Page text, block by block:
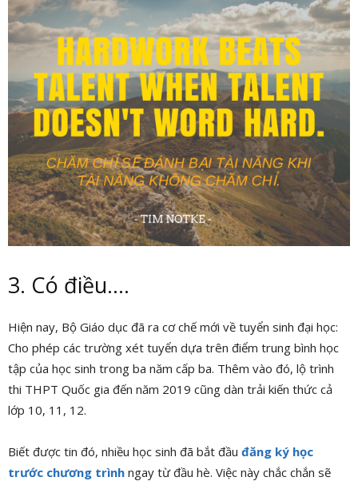
3. Có điều….
Hiện nay, Bộ Giáo dục đã ra cơ chế mới về tuyển sinh đại học:
Cho phép các trường xét tuyển dựa trên điểm trung bình học
tập của học sinh trong ba năm cấp ba. Thêm vào đó, lộ trình
thi THPT Quốc gia đến năm 2019 cũng dàn trải kiến thức cả
lớp 10, 11, 12.
Biết được tin đó, nhiều học sinh đã bắt đầu đăng ký học
trước chương trình ngay từ đầu hè. Việc này chắc chắn sẽ